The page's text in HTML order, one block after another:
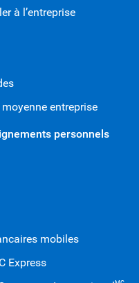
à l’entreprise
entreprise
personnels
mobiles
Express